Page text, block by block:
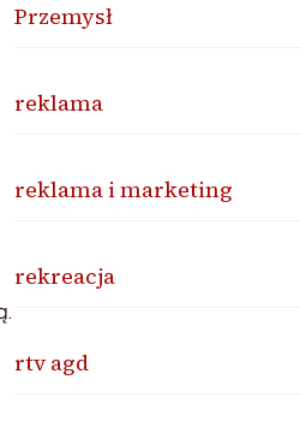
Przemysł
reklama
reklama i marketing
rekreacja
rtv agd